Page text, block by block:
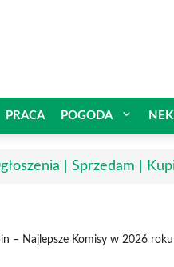
PRACA POGODA
| Sprzedam |
– Najlepsze Komisy w 2026 roku